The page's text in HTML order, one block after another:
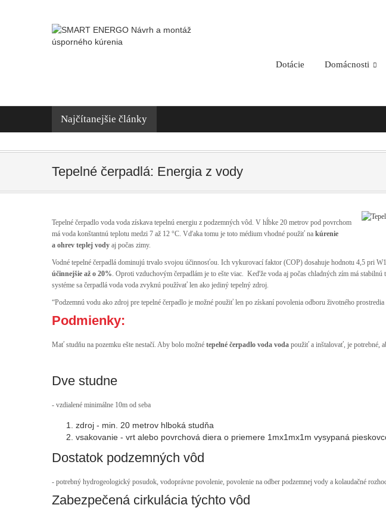
Dotácie Domácnosti
Najčítanejšie články
Tepelné čerpadlá: Energia z vody
Tepelné čerpadlo voda voda získava tepelnú energiu z podzemných vôd. V hĺbke 20 metrov pod povrchom
má voda konštantnú teplotu medzi 7 až 12 °C. Vďaka tomu je toto médium vhodné použiť na kúrenie
a ohrev teplej vody aj počas zimy.
Vodné tepelné čerpadlá dominujú trvalo svojou účinnosťou. Ich vykurovací faktor (COP) dosahuje hodnotu 4,5 pri
účinnejšie až o 20%. Oproti vzduchovým čerpadlám je to ešte viac. Keďže voda aj počas chladných zím má
systéme sa čerpadlá voda voda zvyknú používať len ako jediný tepelný zdroj.
“Podzemnú vodu ako zdroj pre tepelné čerpadlo je možné použiť len po získaní povolenia odboru životného
Podmienky:
Mať studňu na pozemku ešte nestačí. Aby bolo možné tepelné čerpadlo voda voda použiť a inštalovať, je potrebné,
Dve studne
- vzdialené minimálne 10m od seba
zdroj - min. 20 metrov hlboká studňa
vsakovanie - vrt alebo povrchová diera o priemere 1mx1mx1m vysypaná
Dostatok podzemných vôd
- potrebný hydrogeologický posudok, vodoprávne povolenie, povolenie na odber podzemnej vody a kolaudačné
Zabezpečená cirkulácia týchto vôd